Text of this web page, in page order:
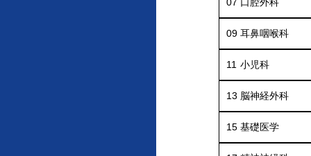
09 耳鼻咽喉科
11 小児科
13 脳神経外科
15 基礎医学